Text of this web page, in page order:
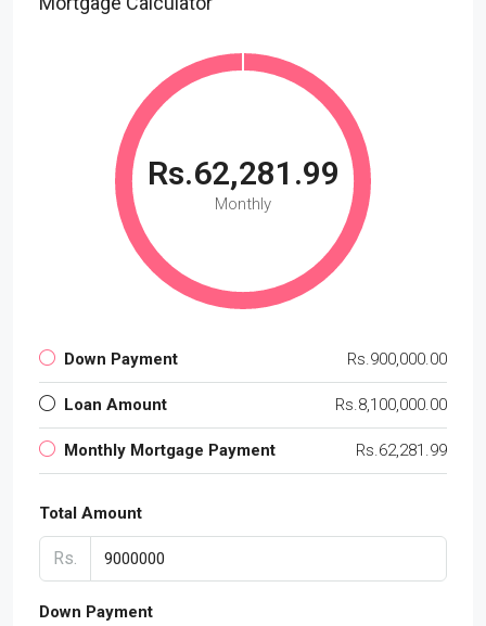
Rs.62,281.99
Monthly
Down Payment Rs.900,000.00
Loan Amount Rs.8,100,000.00
Monthly Mortgage Payment Rs.62,281.99
Total Amount
Rs.
Down Payment